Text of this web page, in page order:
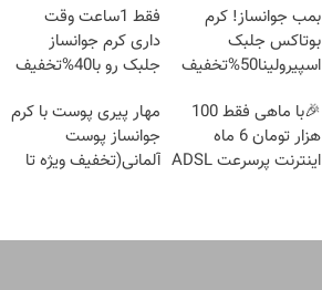
بمب جوانساز! کرم
بوتاکس جلبک
اسپیرولینا50%تخفیف
فقط 1ساعت وقت
داری کرم جوانساز
جلبک رو با40%تخفیف
🎉با ماهی فقط 100
هزار تومان 6 ماه
اینترنت پرسرعت ADSL
مهار پیری پوست با کرم
جوانساز پوست
آلمانی(تخفیف ویژه تا